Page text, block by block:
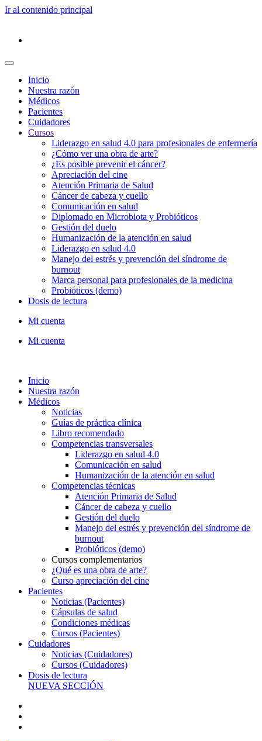
Ir al contenido principal
Inicio
Nuestra razón
Médicos
Pacientes
Cuidadores
Cursos
Liderazgo en salud 4.0 para profesionales de enfermería
¿Cómo ver una obra de arte?
¿Es posible prevenir el cáncer?
Apreciación del cine
Atención Primaria de Salud
Cáncer de cabeza y cuello
Comunicación en salud
Diplomado en Microbiota y Probióticos
Gestión del duelo
Humanización de la atención en salud
Liderazgo en salud 4.0
Manejo del estrés y prevención del síndrome de
burnout
Marca personal para profesionales de la medicina
Probióticos (demo)
Dosis de lectura
Mi cuenta
Mi cuenta
Inicio
Nuestra razón
Médicos
Noticias
Guías de práctica clínica
Libro recomendado
Competencias transversales
Liderazgo en salud 4.0
Comunicación en salud
Humanización de la atención en salud
Competencias técnicas
Atención Primaria de Salud
Cáncer de cabeza y cuello
Gestión del duelo
Manejo del estrés y prevención del síndrome de
burnout
Probióticos (demo)
Cursos complementarios
¿Qué es una obra de arte?
Curso apreciación del cine
Pacientes
Noticias (Pacientes)
Cápsulas de salud
Condiciones médicas
Cursos (Pacientes)
Cuidadores
Noticias (Cuidadores)
Cursos (Cuidadores)
Dosis de lectura
NUEVA SECCIÓN